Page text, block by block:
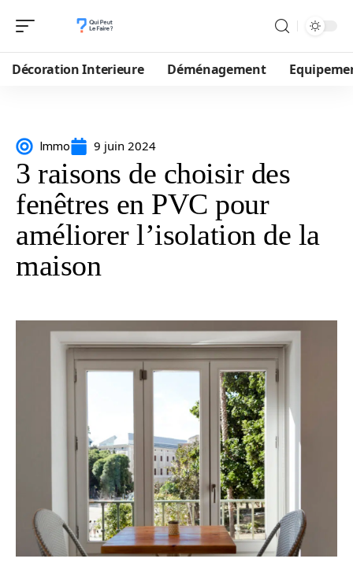
Décoration Interieure Déménagement
Immo 9 juin 2024
3 raisons de choisir des
fenêtres en PVC pour
améliorer l’isolation de la
maison